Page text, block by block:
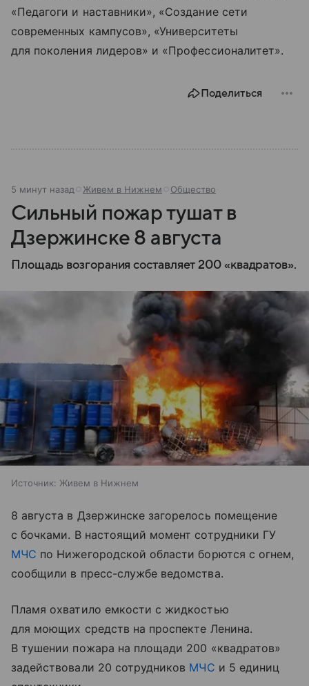
«Педагоги и наставники», «Создание сети
современных кампусов», «Университеты
для поколения лидеров» и «Профессионалитет».
Поделиться
5 минут назад Живем в Нижнем Общество
Сильный пожар тушат в
Дзержинске 8 августа
Площадь возгорания составляет 200 «квадратов».
Источник: Живем в Нижнем
8 августа в Дзержинске загорелось помещение
с бочками. В настоящий момент сотрудники ГУ
МЧС по Нижегородской области борются с огнем,
сообщили в пресс-службе ведомства.
Пламя охватило емкости с жидкостью
для моющих средств на проспекте Ленина.
В тушении пожара на площади 200 «квадратов»
задействовали 20 сотрудников МЧС и 5 единиц